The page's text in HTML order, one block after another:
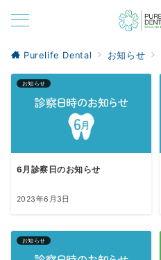
Purelife Dental お知らせ
お知らせ
6月診察日のお知らせ
2023年6月3日
お知らせ